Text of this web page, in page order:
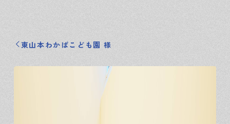
東山本わかばこども園 様